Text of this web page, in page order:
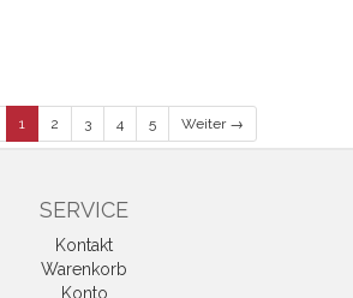
1 2 3 4 5 Weiter →
SERVICE
Kontakt
Warenkorb
Konto